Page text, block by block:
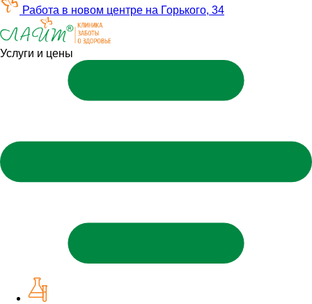
Работа в новом центре на Горького, 34
Услуги и цены